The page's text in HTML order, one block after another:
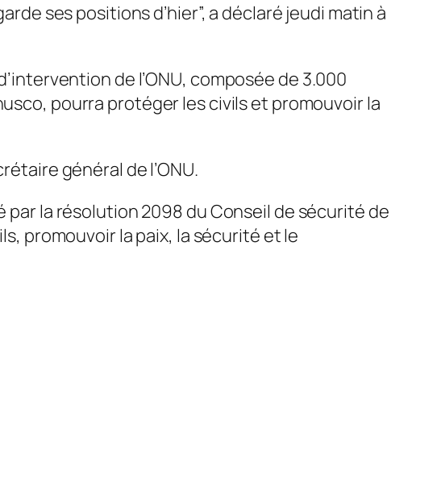
ses positions d’hier”, a déclaré jeudi matin à
de l’ONU, composée de 3.000
pourra protéger les civils et promouvoir la
général de l’ONU.
par la résolution 2098 du Conseil de sécurité de
promouvoir la paix, la sécurité et le